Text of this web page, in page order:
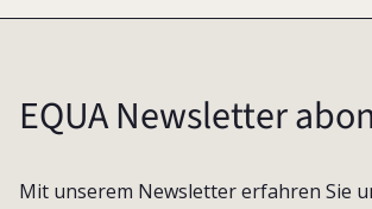
EQUA Newsletter
Mit unserem Newsletter erfahren Sie